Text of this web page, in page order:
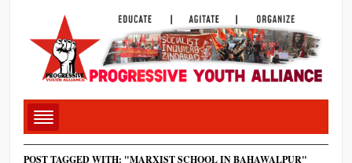
POST TAGGED WITH: "MARXIST SCHOOL IN BAHAWALPUR"